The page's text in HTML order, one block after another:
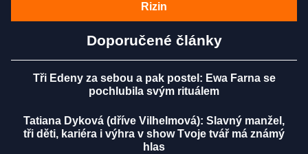
Rizin
Doporučené články
Tři Edeny za sebou a pak postel: Ewa Farna se
pochlubila svým rituálem
Tatiana Dyková (dříve Vilhelmová): Slavný manžel,
tři děti, kariéra i výhra v show Tvoje tvář má známý
hlas